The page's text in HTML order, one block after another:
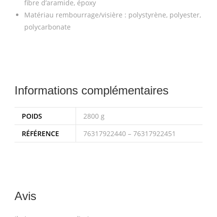
fibre d’aramide, époxy
Matériau rembourrage/visière : polystyrène, polyester,
polycarbonate
Informations complémentaires
POIDS
2800 g
RÉFÉRENCE
76317922440 – 76317922451
Avis